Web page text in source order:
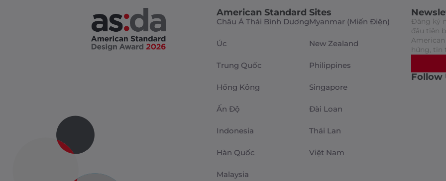
American Standard Sites
Châu Á Thái Bình Dương
Úc
Trung Quốc
Hồng Kông
Ấn Độ
Indonesia
Hàn Quốc
Malaysia
Myanmar (Miến Điện)
New Zealand
Philippines
Singapore
Đài Loan
Thái Lan
Việt Nam
Đăng ký
đầu tiên
hứng, tin
Follow